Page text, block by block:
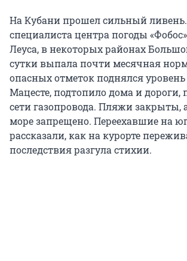
На Кубани прошел сильный
специалиста центра погоды
Леуса, в некоторых районах
сутки выпала почти месячная
опасных отметок поднялся
Мацесте, подтопило дома и
сети газопровода. Пляжи закрыты,
море запрещено. Переехавшие на
рассказали, как на курорте
последствия разгула стихии.